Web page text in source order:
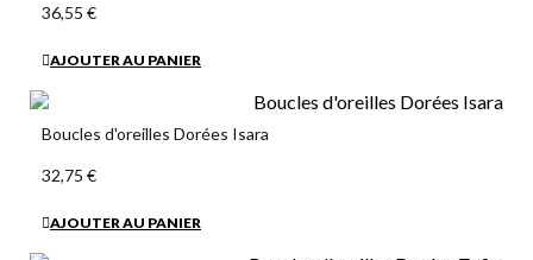
36,55 €
AJOUTER AU PANIER
Boucles d'oreilles Dorées Isara
32,75 €
AJOUTER AU PANIER